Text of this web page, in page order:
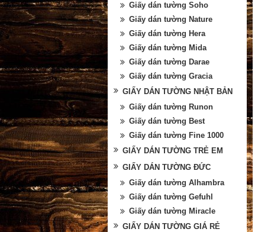
Giấy dán tường Soho
Giấy dán tường Nature
Giấy dán tường Hera
Giấy dán tường Mida
Giấy dán tường Darae
Giấy dán tường Gracia
GIẤY DÁN TƯỜNG NHẬT BẢN
Giấy dán tường Runon
Giấy dán tường Best
Giấy dán tường Fine 1000
GIẤY DÁN TƯỜNG TRẺ EM
GIẤY DÁN TƯỜNG ĐỨC
Giấy dán tường Alhambra
Giấy dán tường Gefuhl
Giấy dán tường Miracle
GIẤY DÁN TƯỜNG GIÁ RẺ